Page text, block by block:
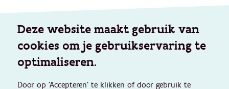
Deze website maakt gebruik van
cookies om je gebruikservaring te
optimaliseren.
Door op 'Accepteren' te klikken of door gebruik te